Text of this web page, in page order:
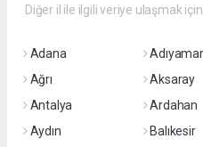
Diğer il ile ilgili veriye ulaşmak
Adana
Ağrı
Aksaray
Antalya
Ardahan
Aydın
Balıkesir